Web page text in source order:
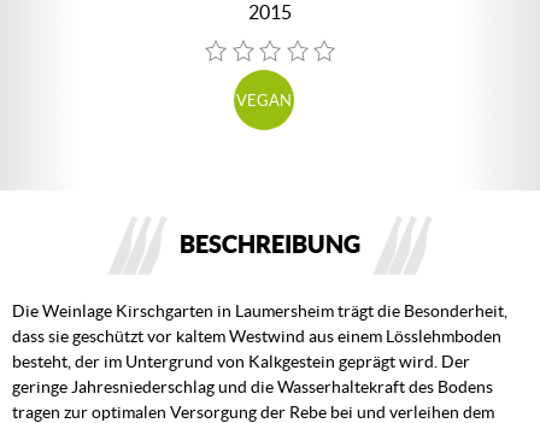
2015
VEGAN
BESCHREIBUNG
Die Weinlage Kirschgarten in Laumersheim trägt die Besonderheit,
dass sie geschützt vor kaltem Westwind aus einem Lösslehmboden
besteht, der im Untergrund von Kalkgestein geprägt wird. Der
geringe Jahresniederschlag und die Wasserhaltekraft des Bodens
tragen zur optimalen Versorgung der Rebe bei und verleihen dem